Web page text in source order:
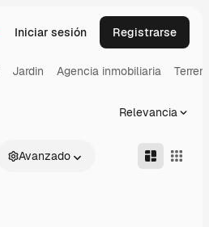
Iniciar sesión Registrarse
Jardin Agencia inmobiliaria
Relevancia
Avanzado